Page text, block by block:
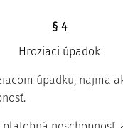
§ 4
Hroziaci úpadok
úpadku, najmä